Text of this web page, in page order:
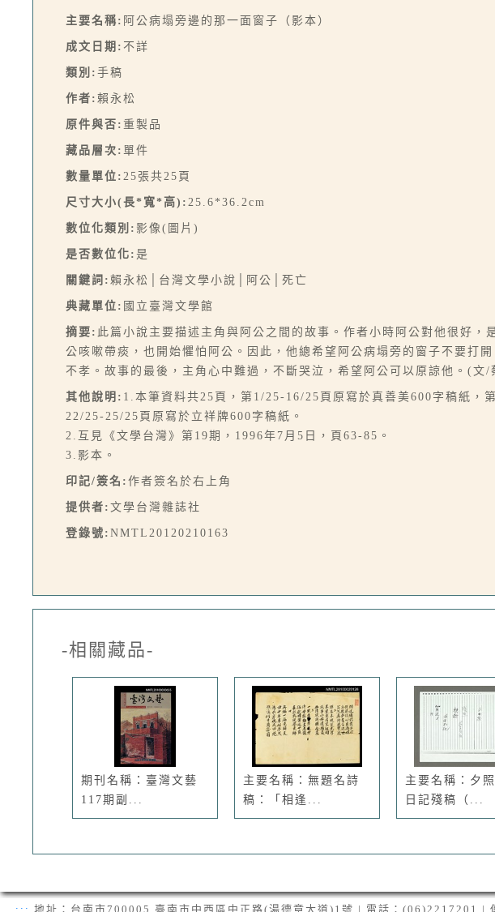
主要名稱: 阿公病塌旁邊的那一面窗子（影本）
成文日期: 不詳
類別: 手稿
作者: 賴永松
原件與否: 重製品
藏品層次: 單件
數量單位: 25張共25頁
尺寸大小(長*寬*高): 25.6*36.2cm
數位化類別: 影像(圖片)
是否數位化: 是
關鍵詞: 賴永松│台灣文學小說│阿公│死亡
典藏單位: 國立臺灣文學館
摘要: 此篇小說主要描述主角與阿公之間的故事。作者小時阿公對他很好
公咳嗽帶痰，也開始懼怕阿公。因此，他總希望阿公病塌旁的窗子不要打
不孝。故事的最後，主角心中難過，不斷哭泣，希望阿公可以原諒他。(文/
其他說明: 1.本筆資料共25頁，第1/25-16/25頁原寫於真善美600字稿紙
22/25-25/25頁原寫於立祥牌600字稿紙。
2.互見《文學台灣》第19期，1996年7月5日，頁63-85。
3.影本。
印記/簽名: 作者簽名於右上角
提供者: 文學台灣雜誌社
登錄號: NMTL20120210163
-相關藏品-
期刊名稱：臺灣文藝
117期副...
主要名稱：無題名詩
稿：「相逢...
主要名稱：夕
日記殘稿（...
::: 地址：台南市700005 臺南市中西區中正路(湯德章大道)1號 | 電話：(06)2217201 |